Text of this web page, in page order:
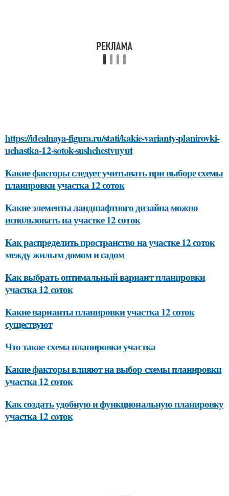
https://idealnaya-figura.ru/stati/kakie-varianty-planirovki-
uchastka-12-sotok-sushchestvuyut
Какие факторы следует учитывать при выборе схемы
планировки участка 12 соток
Какие элементы ландшафтного дизайна можно
использовать на участке 12 соток
Как распределить пространство на участке 12 соток
между жилым домом и садом
Как выбрать оптимальный вариант планировки
участка 12 соток
Какие варианты планировки участка 12 соток
существуют
Что такое схема планировки участка
Какие факторы влияют на выбор схемы планировки
участка 12 соток
Как создать удобную и функциональную планировку
участка 12 соток